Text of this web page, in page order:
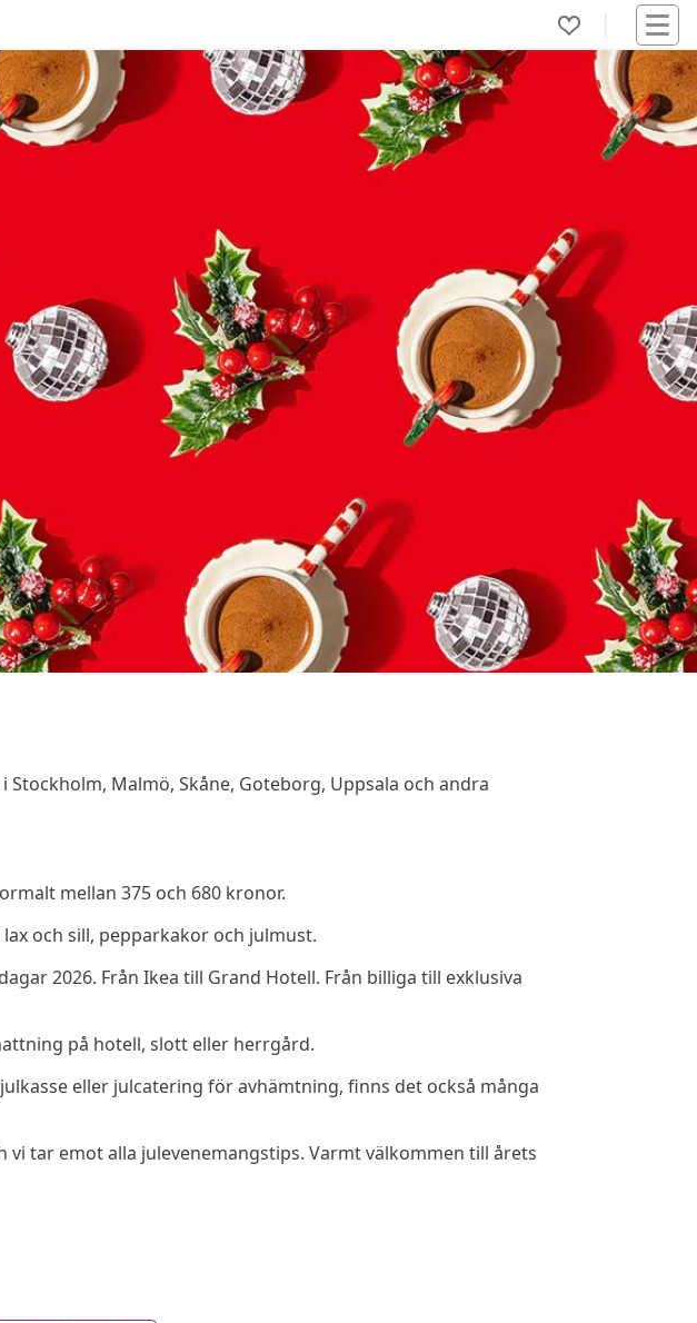
Malmö, Skåne, Goteborg, Uppsala och andra
mellan 375 och 680 kronor.
och sill, pepparkakor och julmust.
2026. Från Ikea till Grand Hotell. Från billiga till exklusiva
på hotell, slott eller herrgård.
eller julcatering för avhämtning, finns det också många
tar emot alla julevenemangstips. Varmt välkommen till årets